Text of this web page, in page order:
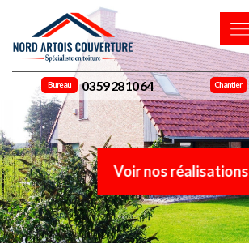
Bureau 03 59 28 10 64 Chantier
Voir nos réalisations